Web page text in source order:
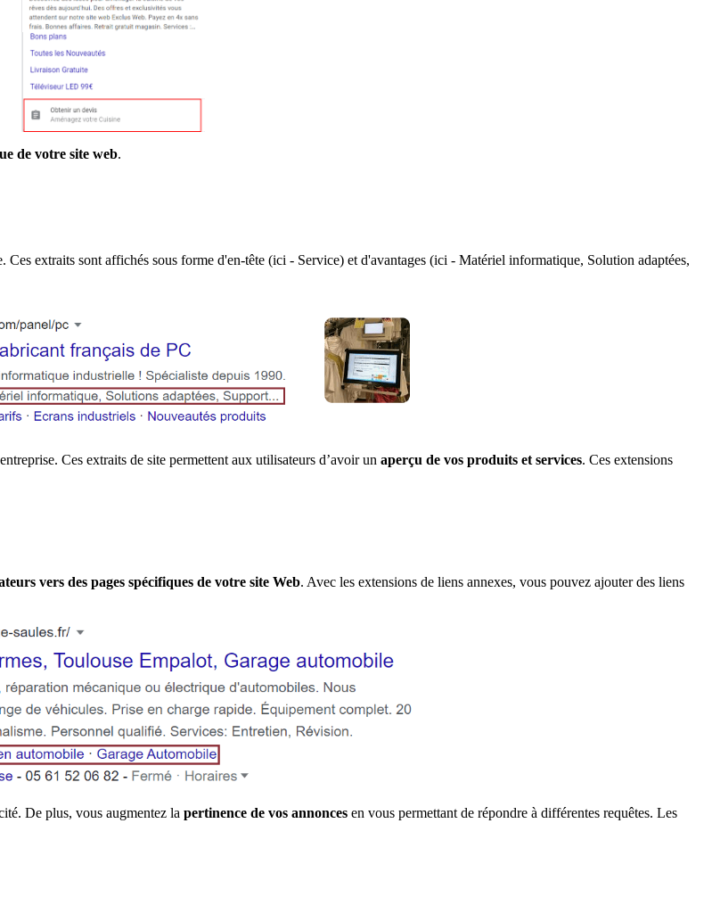
de votre site web.
extraits sont affichés sous forme d'en-tête (ici - Service) et d'avantages (ici - Matériel informatique, Solution adaptées,
Ces extraits de site permettent aux utilisateurs d’avoir un aperçu de vos produits et services. Ces extensions
vers des pages spécifiques de votre site Web. Avec les extensions de liens annexes, vous pouvez ajouter des liens
De plus, vous augmentez la pertinence de vos annonces en vous permettant de répondre à différentes requêtes. Les